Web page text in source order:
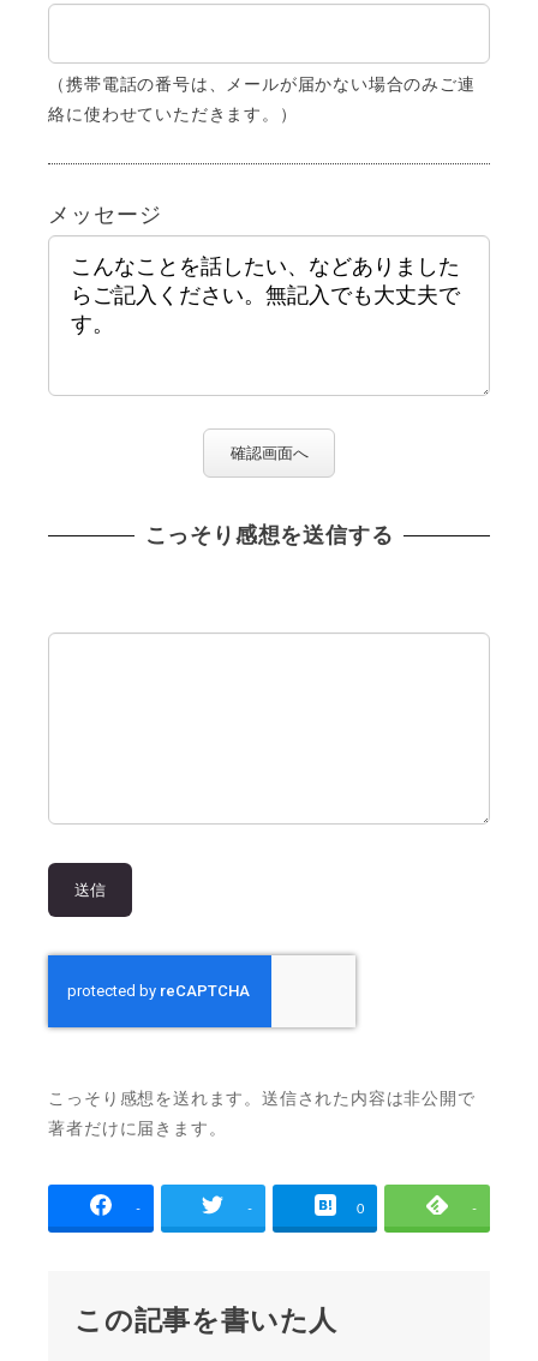
（携帯電話の番号は、メールが届かない場合のみご連
絡に使わせていただきます。）
メッセージ
確認画面へ
こっそり感想を送信する
こっそり感想を送れます。送信された内容は非公開で
著者だけに届きます。
- - 0 -
この記事を書いた人